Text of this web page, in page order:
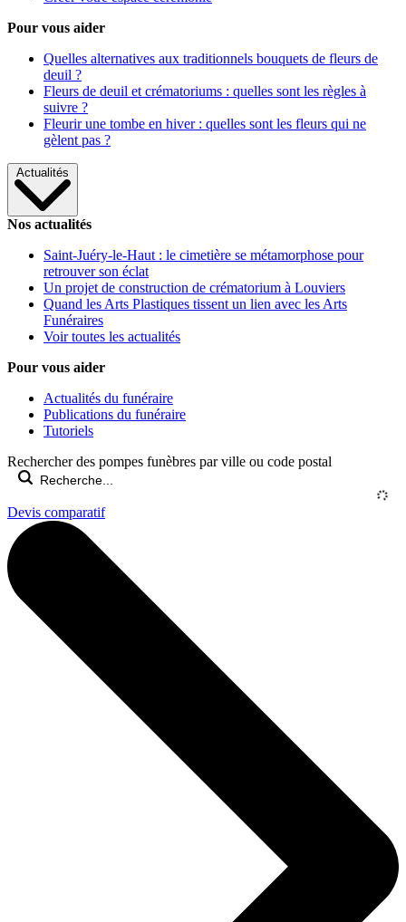
Pour vous aider
Quelles alternatives aux traditionnels bouquets de fleurs de
deuil ?
Fleurs de deuil et crématoriums : quelles sont les règles à
suivre ?
Fleurir une tombe en hiver : quelles sont les fleurs qui ne
gèlent pas ?
Actualités
Nos actualités
Saint-Juéry-le-Haut : le cimetière se métamorphose pour
retrouver son éclat
Un projet de construction de crématorium à Louviers
Quand les Arts Plastiques tissent un lien avec les Arts
Funéraires
Voir toutes les actualités
Pour vous aider
Actualités du funéraire
Publications du funéraire
Tutoriels
Rechercher des pompes funèbres par ville ou code postal
Devis comparatif